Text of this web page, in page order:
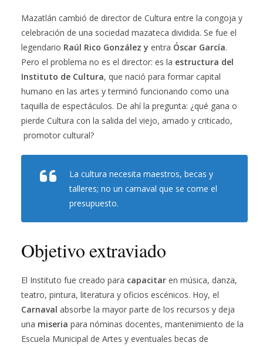
Mazatlán cambió de director de Cultura entre la congoja y
celebración de una sociedad mazateca dividida. Se fue el
legendario Raúl Rico González y entra Óscar García.
Pero el problema no es el director: es la estructura del
Instituto de Cultura, que nació para formar capital
humano en las artes y terminó funcionando como una
taquilla de espectáculos. De ahí la pregunta: ¿qué gana o
pierde Cultura con la salida del viejo, amado y criticado,
promotor cultural?
La cultura necesita maestros, becas y
talleres; no un carnaval que se come el
presupuesto.
Objetivo extraviado
El Instituto fue creado para capacitar en música, danza,
teatro, pintura, literatura y oficios escénicos. Hoy, el
Carnaval absorbe la mayor parte de los recursos y deja
una miseria para nóminas docentes, mantenimiento de la
Escuela Municipal de Artes y eventuales becas de